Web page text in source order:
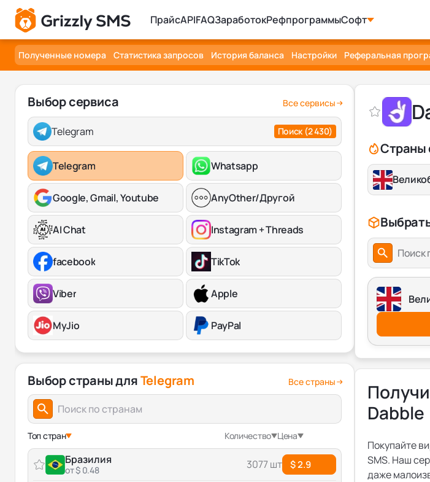
ПрайсAPIFAQЗаработокРефпрограммыСофт
Полученные номера Статистика запросов История баланса Настройки Реферальная
Выбор сервиса Все сервисы
Telegram Поиск (2 430)
Telegram Whatsapp
Google, Gmail, Youtube AnyOther/Другой
AI Chat Instagram + Threads
facebook TikTok
Viber Apple
MyJio PayPal
Выбор страны дляTelegram Все страны
Топ стран Количество Цена
Бразилия
от $ 0.48 3077 шт $ 2.9
Страны
Поиск
Dabble
Покупайте
SMS. Наш
даже